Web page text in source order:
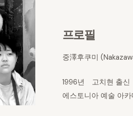
프로필
중澤후쿠미
1996년 고치현 출신
에스토니아 예술 아